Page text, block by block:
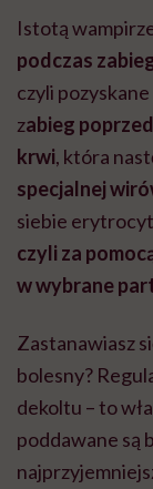
Istotą
podczas
czyli
zabieg
krwi, która
specjalnej
siebie
czyli za
w wybrane
Zastanawiasz
bolesny?
dekoltu – to
poddawane są